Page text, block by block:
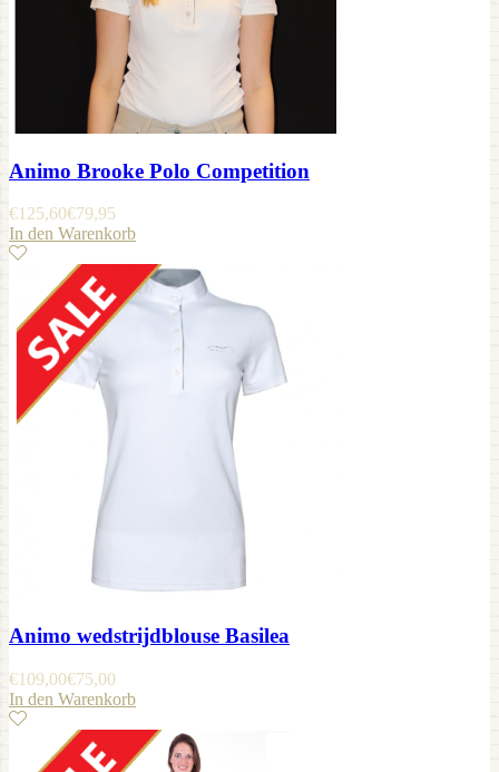
Animo Brooke Polo Competition
€125,60€79,95
In den Warenkorb
Animo wedstrijdblouse Basilea
€109,00€75,00
In den Warenkorb